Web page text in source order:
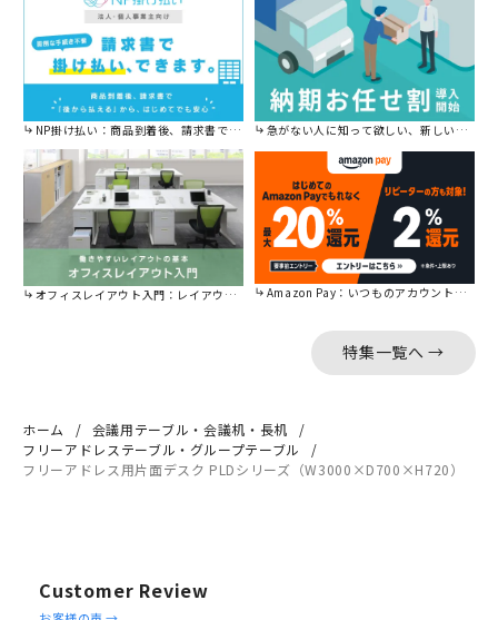
NP掛け払い：商品到着後、請求書で後から払えます。 急がない人に知って欲しい、新しい割引を始めました。
オフィスレイアウト入門：レイアウトの基本をご紹介。 Amazon Pay：いつものアカウントで簡単に決済可能。
特集一覧へ →
ホーム
会議用テーブル・会議机・長机
フリーアドレステーブル・グループテーブル
フリーアドレス用片面デスク PLDシリーズ（W3000×D700×H720）
Customer Review